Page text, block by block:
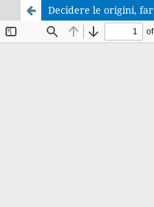
Decidere le origini,